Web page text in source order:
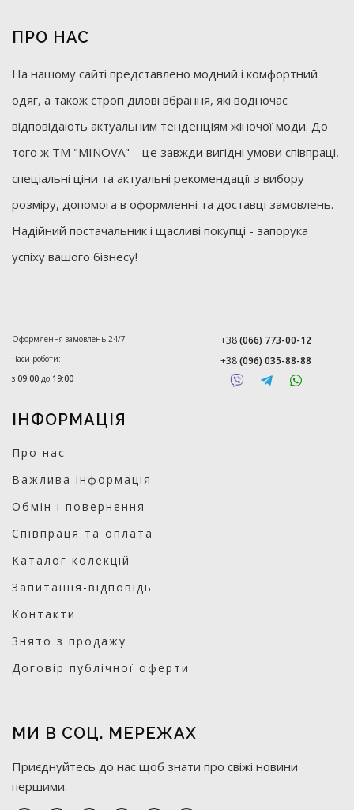
ПРО НАС
На нашому сайті представлено модний і комфортний
одяг, а також строгі ділові вбрання, які водночас
відповідають актуальним тенденціям жіночої моди. До
того ж ТМ "MINOVA" – це завжди вигідні умови співпраці,
спеціальні ціни та актуальні рекомендації з вибору
розміру, допомога в оформленні та доставці замовлень.
Надійний постачальник і щасливі покупці - запорука
успіху вашого бізнесу!
Оформлення замовлень 24/7
Часи роботи:
з 09:00 до 19:00
+38(066) 773-00-12
+38(096) 035-88-88
ІНФОРМАЦІЯ
Про нас
Важлива інформація
Обмін і повернення
Співпраця та оплата
Каталог колекцій
Запитання-відповідь
Контакти
Знято з продажу
Договір публічної оферти
МИ В СОЦ. МЕРЕЖАХ
Приєднуйтесь до нас щоб знати про свіжі новини
першими.